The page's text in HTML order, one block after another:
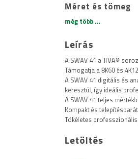
Méret és tömeg
még több ...
Leírás
A SWAV 41 a TIVA®
Támogatja a 8K60 és
A SWAV 41 digitális és
keresztül, így ideális
A SWAV 41 teljes
Kompakt és
Tökéletes
Letöltés